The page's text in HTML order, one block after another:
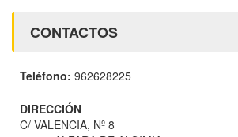
CONTACTOS
Teléfono: 962628225
DIRECCIÓN
C/ VALENCIA, Nº 8